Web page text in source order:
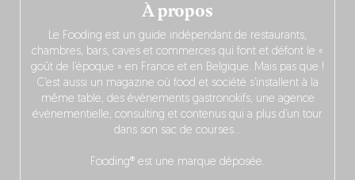
À propos
Le Fooding est un guide indépendant de restaurants,
chambres, bars, caves et commerces qui font et défont le «
goût de l’époque » en France et en Belgique. Mais pas que !
C’est aussi un magazine où food et société s’installent à la
même table, des événements gastronokifs, une agence
événementielle, consulting et contenus qui a plus d’un tour
dans son sac de courses…
Fooding® est une marque déposée.